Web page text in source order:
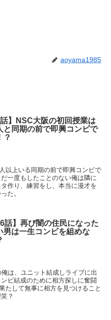
aoyama1985
話】NSC大阪の初回授業は
と同期の前で即興コンビで
？
以上いる同期の前で即興コンビで
一度もしたことのない俺は隣に
作り、練習をし、本当に漫才を
た。
話】再び闇の住民になった
男は一生コンビを組めな
は、ユニット結成しライブに出
ビ結成のために相方探しに奮闘
たして無事に相方を見つけること
？